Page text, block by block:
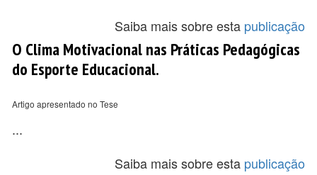
Saiba mais sobre esta publicação
O Clima Motivacional nas Práticas Pedagógicas
do Esporte Educacional.
Artigo apresentado no Tese
...
Saiba mais sobre esta publicação